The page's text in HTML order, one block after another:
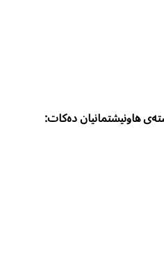
هاونیشتمانیان دەکات: